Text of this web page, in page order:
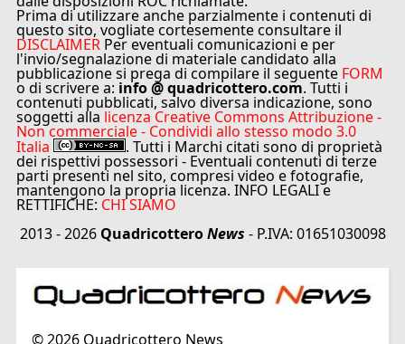
Prima di utilizzare anche parzialmente i contenuti di
questo sito, vogliate cortesemente consultare il
DISCLAIMER Per eventuali comunicazioni e per
l'invio/segnalazione di materiale candidato alla
pubblicazione si prega di compilare il seguente FORM
o di scrivere a: info @ quadricottero.com. Tutti i
contenuti pubblicati, salvo diversa indicazione, sono
soggetti alla licenza Creative Commons Attribuzione -
Non commerciale - Condividi allo stesso modo 3.0
Italia . Tutti i Marchi citati sono di proprietà
dei rispettivi possessori - Eventuali contenuti di terze
parti presenti nel sito, compresi video e fotografie,
mantengono la propria licenza. INFO LEGALI e
RETTIFICHE: CHI SIAMO
2013 - 2026 QuadricotteroNews - P.IVA: 01651030098
© 2026Quadricottero News